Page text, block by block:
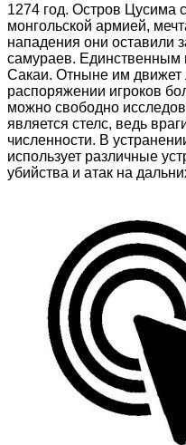
1274 год. Остров Цусима
монгольской армией,
нападения они оставили
самураев.
Сакаи. Отныне им
распоряжении игроков
можно свободно
является стелс, ведь
численности. В
использует различные
убийства и атак на